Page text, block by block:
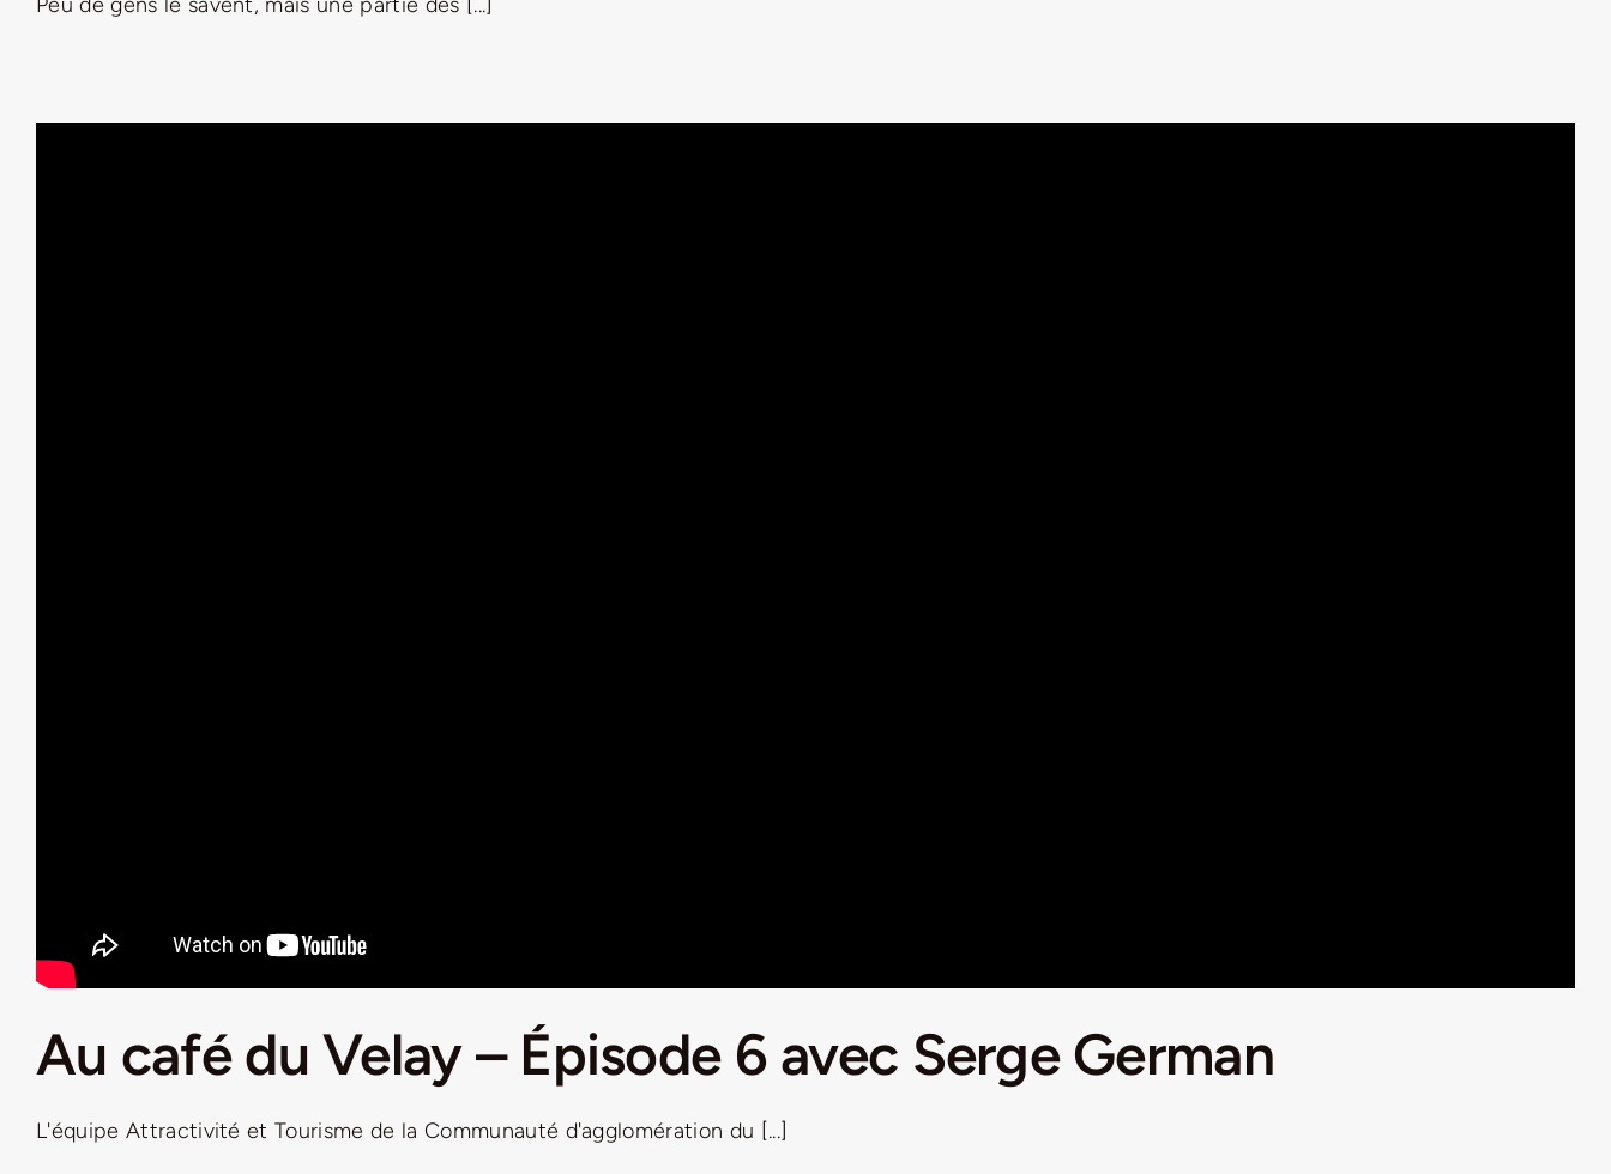
Au café du Velay – Épisode 6 avec Serge German
L'équipe Attractivité et Tourisme de la Communauté d'agglomération du [...]